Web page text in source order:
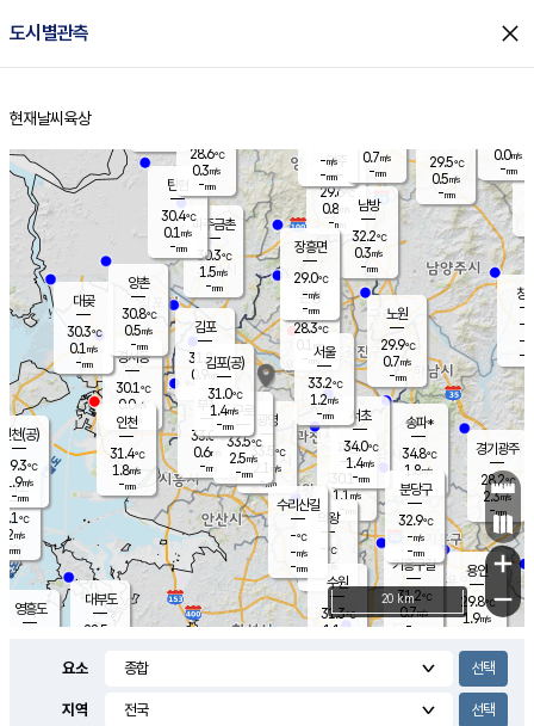
도시별관측 close
홈
현재날씨 육상
의도
℃
m/s
mm
영흥도
양주
29.6℃
0.8
-mm
과천
30.1℃
1.1m/s
- mm
용인
29.8℃
1.9m/s
경기광주
28.2℃
2.3m/s
-mm
대부도
28.5
경서동
30.1℃
0.0m/s
-mm
파주금촌
30.3℃
1.5m/s
-mm
29.5℃
0.5m/s
-mm
대곶
30.3℃
0.1 m/s
-mm
창
-
-m/
-
탄현
30.4℃
0.1 m/s
-mm
0.0m/s
-mm
의왕
- ℃
m/s
mm
김포
31.2℃
0.9 m/s
mm
광명
33.5 ℃
2.1 m/s
-mm
부천
33.0℃
0.6m/s
-mm
양촌
30.8℃
0.5m/s
-mm
구로
33.5℃
2.5m/s
-mm
은평
28.3℃
0.1 m/s
- mm
노원
29.9℃
0.7m/s
-mm
송파*
34.8℃
1.8m/s
-mm
서초
34.0℃
1.4m/s
-mm
남방
32.2℃
0.3m/s
-mm
기흥구갈
31.2℃
0.7m/s
-
수리산길
-℃
-m/s
-mm
분당구
32.9℃
-m/s
-mm
장흥면
29.0℃
-m/s
-mm
-m/s
-mm
인천(공)
29.3℃
1.9m/s
-mm
김포(공)
31.0℃
1.4m/s
-mm
수원
31.3℃
1.1 m/s
인천
31.4℃
1.8m/s
-mm
서울
33.2℃
1.2m/s
-mm
28.6℃
0.3m/s
-mm
0.7m/s
-mm
+
−
20 km
요소
지역